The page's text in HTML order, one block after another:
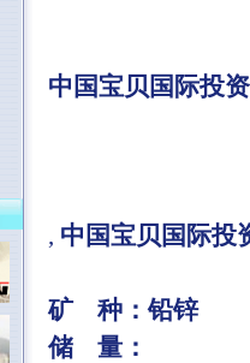
中国宝贝国际投
, 中国宝贝国际投
矿
种：铅锌
储
量：